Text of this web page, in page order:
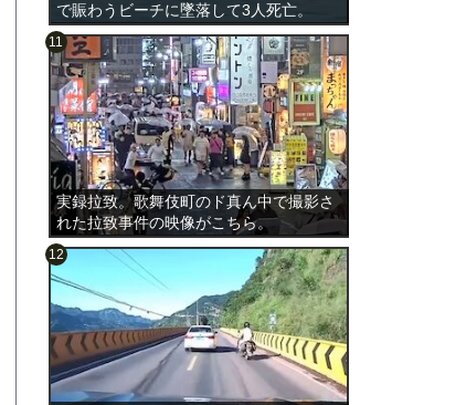
で賑わうビーチに墜落して3人死亡。
実録拉致。歌舞伎町のド真ん中で撮影さ
れた拉致事件の映像がこちら。